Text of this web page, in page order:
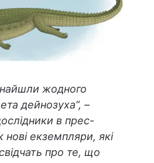
жодного
дейнозуха”, –
в прес-
нові екземпляри, які
про те, що